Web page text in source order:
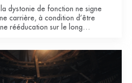
dystonie de fonction ne signe
carrière, à condition d’être
rééducation sur le long